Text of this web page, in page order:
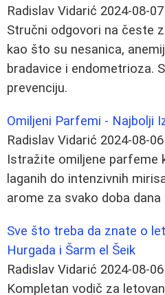
Radislav Vidarić 2024-08-07
Stručni odgovori na česte
kao što su nesanica,
bradavice i endometrioza.
prevenciju.
Omiljeni Parfemi - Najbolji
Radislav Vidarić 2024-08-06
Istražite omiljene parfeme
laganih do intenzivnih
arome za svako doba dana
Sve što treba da znate o
Hurgada i Šarm el Šeik
Radislav Vidarić 2024-08-06
Kompletan vodič za